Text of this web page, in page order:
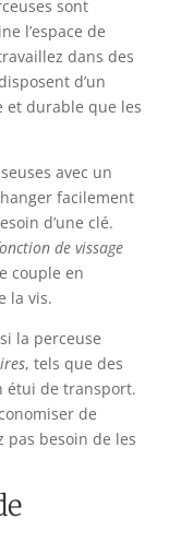
sont
l’espace de
dans des
d’un
et durable que les
avec un
facilement
d’une clé.
de vissage
couple en
la vis.
la perceuse
, tels que des
étui de transport.
de
pas besoin de les